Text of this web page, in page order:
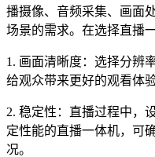
播摄像、音频采集、画面
场景的需求。在选择直播
1. 画面清晰度：选择分辨
给观众带来更好的观看体验
2. 稳定性：直播过程中，
定性能的直播一体机，可
况。